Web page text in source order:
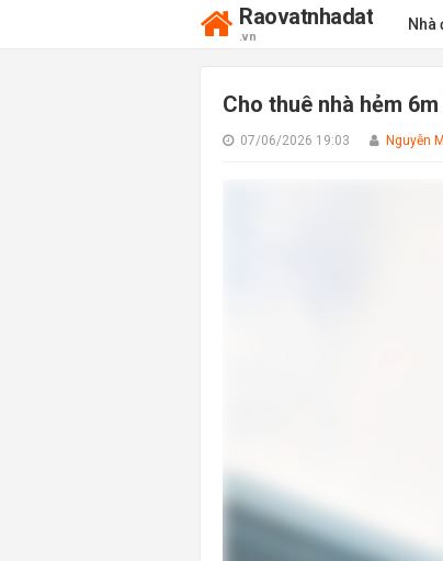
Raovatnhadat
.vn
Nhà
Cho thuê nhà hẻm
07/06/2026 19:03 Nguyễn